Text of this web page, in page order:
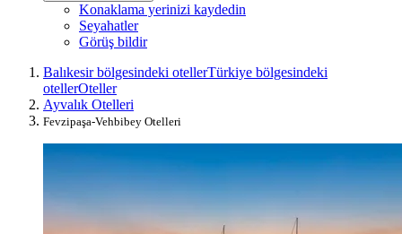
Konaklama yerinizi kaydedin
Seyahatler
Görüş bildir
Balıkesir bölgesindeki otellerTürkiye bölgesindeki
otellerOteller
Ayvalık Otelleri
Fevzipaşa-Vehbibey Otelleri